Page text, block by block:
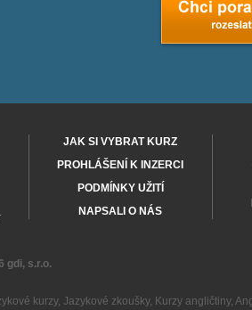
JAK SI VYBRAT KURZ
PROHLÁŠENÍ K INZERCI
PODMÍNKY UŽITÍ
NAPSALI O NÁS
gdi, s.r.o.
kurzy, Jazykové zkoušky, Kurzy angličtiny,